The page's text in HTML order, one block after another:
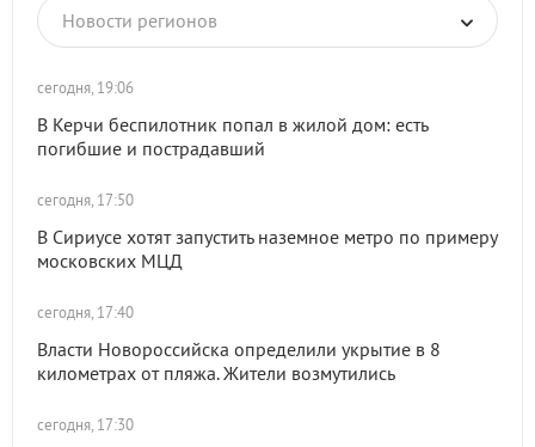
Новости регионов
сегодня, 19:06
В Керчи беспилотник попал в жилой дом: есть
погибшие и пострадавший
сегодня, 17:50
В Сириусе хотят запустить наземное метро по примеру
московских МЦД
сегодня, 17:40
Власти Новороссийска определили укрытие в 8
километрах от пляжа. Жители возмутились
сегодня, 17:30